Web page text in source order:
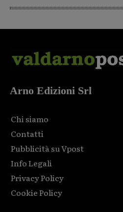
Arno Edizioni Srl
Chi siamo
Contatti
Pubblicità su Vpost
Info Legali
Privacy Policy
Cookie Policy